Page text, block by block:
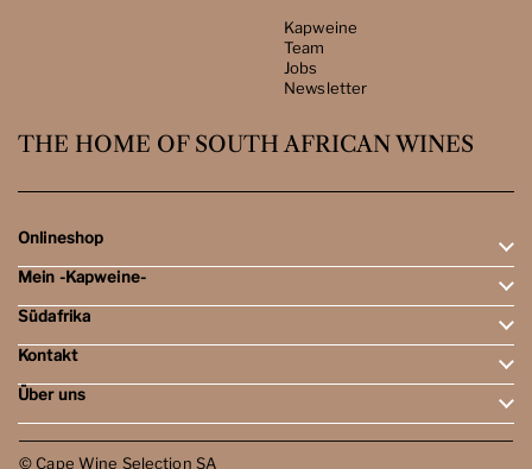
Kapweine
Team
Jobs
Newsletter
THE HOME OF SOUTH AFRICAN WINES
Onlineshop
Rotweine
Weissweine
Schaumweine
Tasting-Sets
Dessert- & Port-Weine
Mein -Kapweine-
Mein Konto
Meine Bestellungen
Wunschliste
Südafrika
Weingebiete
Weingüter
Weinbewertungen
Reisen
Kontakt
Öffnungszeiten
Kontakt
Über uns
Kapweine
Team
© Cape Wine Selection SA